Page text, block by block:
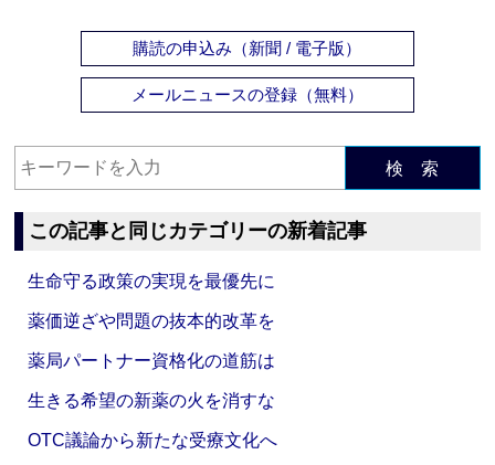
購読の申込み（新聞 / 電子版）
メールニュースの登録（無料）
検 索
この記事と同じカテゴリーの新着記事
生命守る政策の実現を最優先に
薬価逆ざや問題の抜本的改革を
薬局パートナー資格化の道筋は
生きる希望の新薬の火を消すな
OTC議論から新たな受療文化へ